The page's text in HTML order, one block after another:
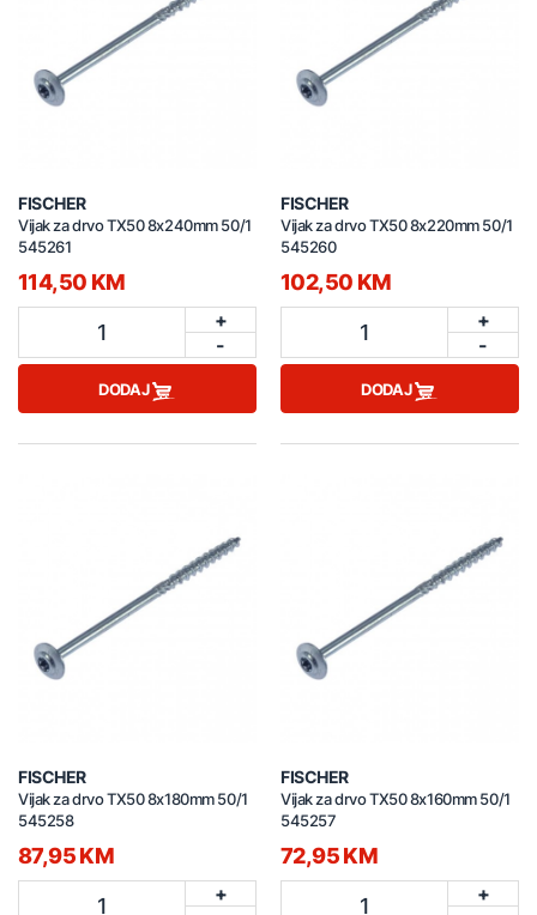
FISCHER
Vijak za drvo TX50 8x240mm 50/1
545261
114,50 KM
1
+
-
DODAJ
FISCHER
Vijak za drvo TX50 8x220mm 50/1
545260
102,50 KM
1
+
-
DODAJ
FISCHER
Vijak za drvo TX50 8x180mm 50/1
545258
87,95 KM
1
+
FISCHER
Vijak za drvo TX50 8x160mm 50/1
545257
72,95 KM
1
+